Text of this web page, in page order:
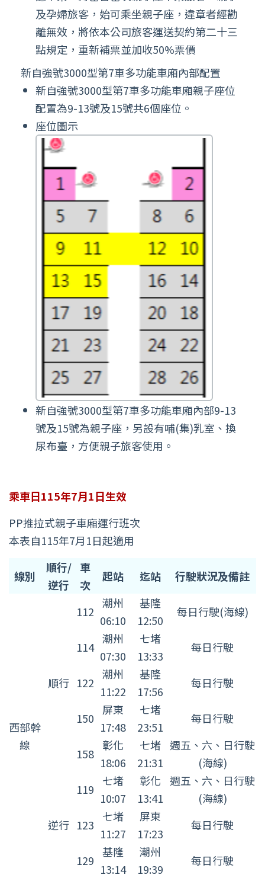
及孕婦旅客，始可乘坐親子座，違章者經勸
離無效，將依本公司旅客運送契約第二十三
點規定，重新補票並加收50%票價
新自強號3000型第7車多功能車廂內部配置
新自強號3000型第7車多功能車廂親子座位
配置為9-13號及15號共6個座位。
座位圖示
新自強號3000型第7車多功能車廂內部9-13
號及15號為親子座，另設有哺(集)乳室、換
尿布臺，方便親子旅客使用。
乘車日115年7月1日生效
PP推拉式親子車廂運行班次
本表自115年7月1日起適用
推
行
線別
順行/
逆行
車
次
起站 迄站 行駛狀況及備註
西部幹
線
順行
112
潮州
06:10
基隆
12:50
每日行駛(海線)
114
潮州
07:30
七堵
13:33
每日行駛
122
潮州
11:22
基隆
17:56
每日行駛
150
屏東
17:48
七堵
23:51
每日行駛
158
彰化
18:06
七堵
21:31
週五、六、日行駛
(海線)
逆行
119
七堵
10:07
彰化
13:41
週五、六、日行駛
(海線)
123
七堵
11:27
屏東
17:23
每日行駛
129
基隆
13:14
潮州
19:39
每日行駛